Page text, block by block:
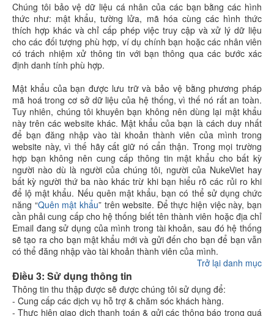
Chúng tôi bảo vệ dữ liệu cá nhân của các bạn bằng các hình
thức như: mật khẩu, tường lửa, mã hóa cùng các hình thức
thích hợp khác và chỉ cấp phép việc truy cập và xử lý dữ liệu
cho các đối tượng phù hợp, ví dụ chính bạn hoặc các nhân viên
có trách nhiệm xử thông tin với bạn thông qua các bước xác
định danh tính phù hợp.
Mật khẩu của bạn được lưu trữ và bảo vệ bằng phương pháp
mã hoá trong cơ sở dữ liệu của hệ thống, vì thế nó rất an toàn.
Tuy nhiên, chúng tôi khuyên bạn không nên dùng lại mật khẩu
này trên các website khác. Mật khẩu của bạn là cách duy nhất
để bạn đăng nhập vào tài khoản thành viên của mình trong
website này, vì thế hãy cất giữ nó cẩn thận. Trong mọi trường
hợp bạn không nên cung cấp thông tin mật khẩu cho bất kỳ
người nào dù là người của chúng tôi, người của NukeViet hay
bất kỳ người thứ ba nào khác trừ khi bạn hiểu rõ các rủi ro khi
để lộ mật khẩu. Nếu quên mật khẩu, bạn có thể sử dụng chức
năng “Quên mật khẩu” trên website. Để thực hiện việc này, bạn
cần phải cung cấp cho hệ thống biết tên thành viên hoặc địa chỉ
Email đang sử dụng của mình trong tài khoản, sau đó hệ thống
sẽ tạo ra cho bạn mật khẩu mới và gửi đến cho bạn để bạn vẫn
có thể đăng nhập vào tài khoản thành viên của mình.
Trở lại danh mục
Điều 3: Sử dụng thông tin
Thông tin thu thập được sẽ được chúng tôi sử dụng để:
- Cung cấp các dịch vụ hỗ trợ & chăm sóc khách hàng.
- Thực hiện giao dịch thanh toán & gửi các thông báo trong quá